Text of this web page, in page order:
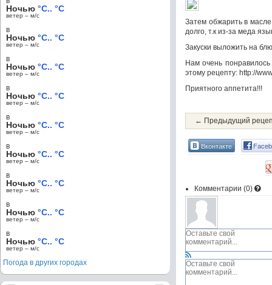
Затем обжарить в
долго, т.к из-за меда
Закуски выложить на
Нам очень
этому рецепту: http://
Приятного аппетита!!!
← Предыдущий
Вконтакте
Комментарии (0)
Ночью °C.. °C
ветер – м/c
в
Ночью °C.. °C
ветер – м/c
в
Ночью °C.. °C
ветер – м/c
в
Ночью °C.. °C
ветер – м/c
в
Ночью °C.. °C
ветер – м/c
в
Ночью °C.. °C
ветер – м/c
в
Ночью °C.. °C
ветер – м/c
в
Ночью °C.. °C
ветер – м/c
в
Ночью °C.. °C
ветер – м/c
Погода в других городах